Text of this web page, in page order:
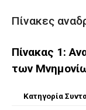
Πίνακες
Πίνακας 1:
των
Κατηγορία